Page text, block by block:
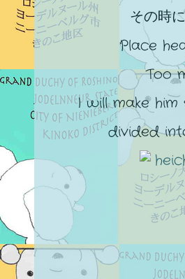
その時
Place
Too
I will make
divided